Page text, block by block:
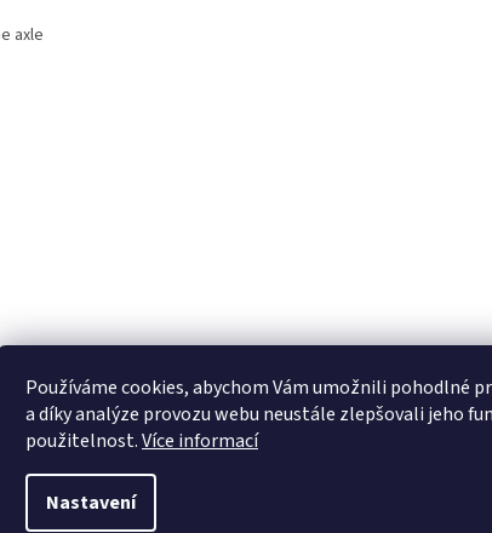
Používáme cookies, abychom Vám umožnili pohodlné
a díky analýze provozu webu neustále zlepšovali jeho
použitelnost.Více informací
Nastavení
axle
. Všechna práva vyhrazena.